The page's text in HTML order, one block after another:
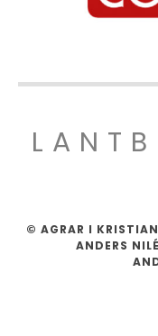
© AGRAR I
ANDERS